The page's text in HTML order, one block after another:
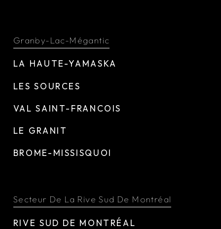
Granby-Lac-Mégantic
LA HAUTE-YAMASKA
LES SOURCES
VAL SAINT-FRANCOIS
LE GRANIT
BROME-MISSISQUOI
Secteur De La Rive Sud De Montréal
RIVE SUD DE MONTRÉAL